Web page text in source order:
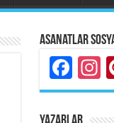
Asanatlar